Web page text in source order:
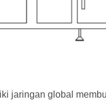
jaringan global